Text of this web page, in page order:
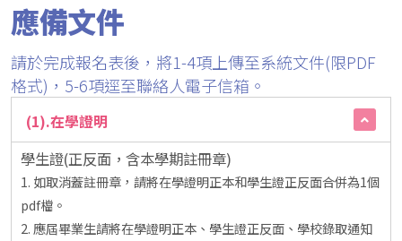
應備文件
請於完成報名表後，將1-4項上傳至系統文件(限PDF
格式)，5-6項逕至聯絡人電子信箱。
(1).在學證明
學生證(正反面，含本學期註冊章)
1. 如取消蓋註冊章，請將在學證明正本和學生證正反面合併為1個
pdf檔。
2. 應屆畢業生請將在學證明正本、學生證正反面、學校錄取通知